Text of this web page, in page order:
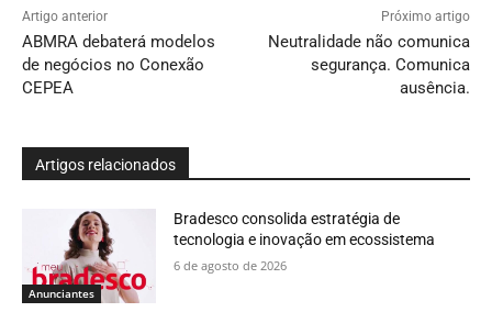
Artigo anterior
ABMRA debaterá modelos
de negócios no Conexão
CEPEA
Próximo artigo
Neutralidade não comunica
segurança. Comunica
ausência.
Artigos relacionados
Anunciantes
Bradesco consolida estratégia de
tecnologia e inovação em ecossistema
6 de agosto de 2026